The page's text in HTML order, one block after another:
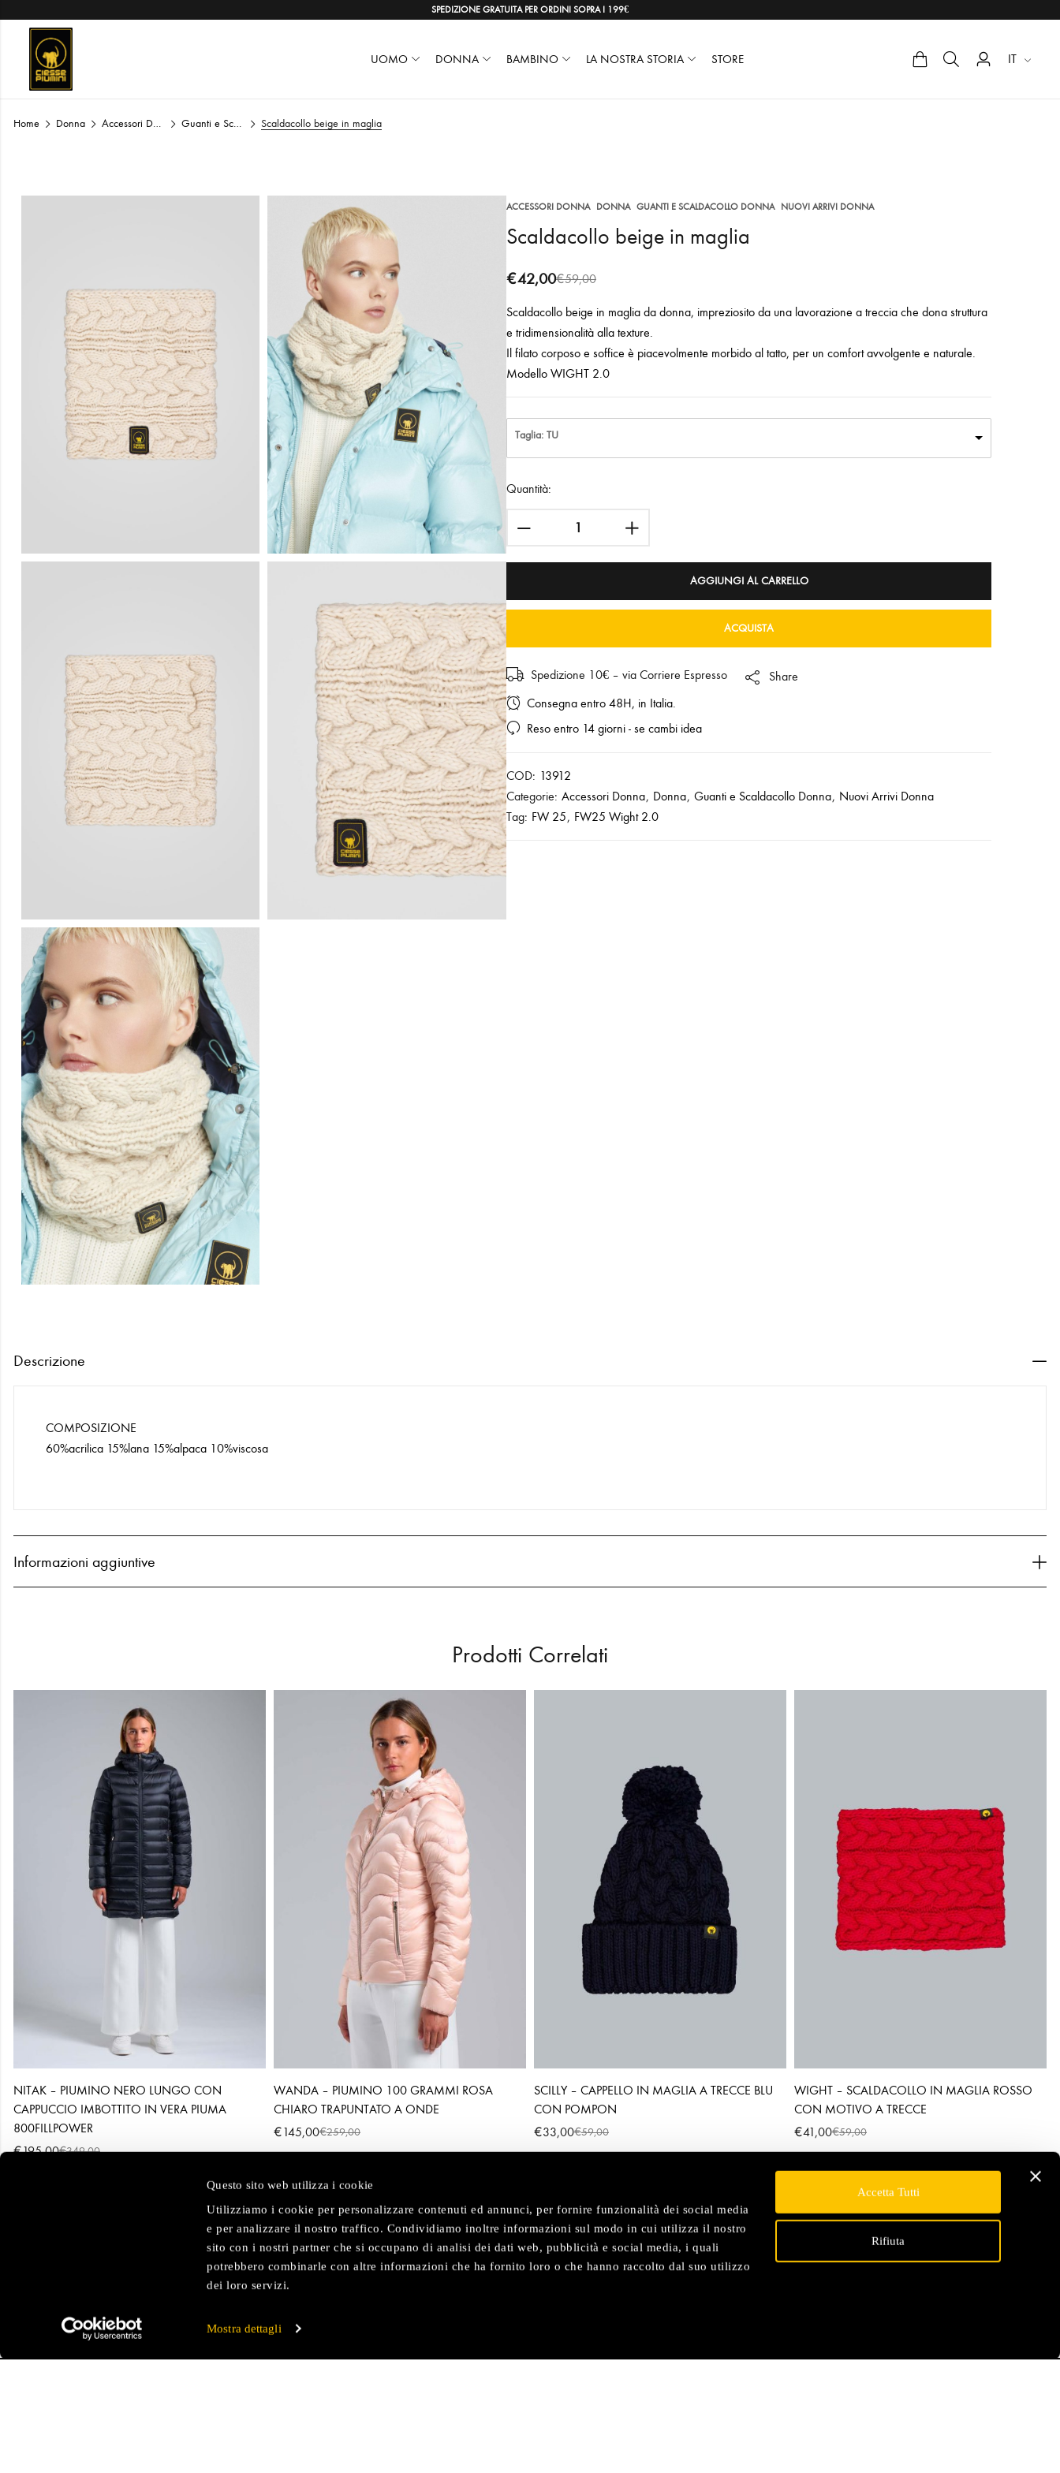
Questo sito web utilizza i cookie
Utilizziamo i cookie per personalizzare contenuti ed annunci, per fornire funzionalità dei social media
e per analizzare il nostro traffico. Condividiamo inoltre informazioni sul modo in cui utilizza il nostro
sito con i nostri partner che si occupano di analisi dei dati web, pubblicità e social media, i quali
potrebbero combinarle con altre informazioni che ha fornito loro o che hanno raccolto dal suo utilizzo
dei loro servizi.
Mostra dettagli
Accetta Tutti
Rifiuta
SPEDIZIONE GRATUITA PER ORDINI SOPRA I 199€
UOMO DONNA BAMBINO LA NOSTRA STORIA STORE IT
Home Donna Accessori Donna Guanti e Scaldacollo Donna Scaldacollo beige in maglia
ACCESSORI DONNA, DONNA, GUANTI E SCALDACOLLO DONNA, NUOVI ARRIVI DONNA
Scaldacollo beige in maglia
€42,00€59,00
Scaldacollo beige in maglia da donna, impreziosito da una lavorazione a treccia che dona struttura
e tridimensionalità alla texture.
Il filato corposo e soffice è piacevolmente morbido al tatto, per un comfort avvolgente e naturale.
Modello WIGHT 2.0
Taglia: TU
Quantità:
AGGIUNGI AL CARRELLO
ACQUISTA
Spedizione 10€ – via Corriere Espresso
Share
Consegna entro 48H, in Italia.
Reso entro 14 giorni - se cambi idea
COD: 13912
Categorie: Accessori Donna, Donna, Guanti e Scaldacollo Donna, Nuovi Arrivi Donna
Tag: FW 25, FW25 Wight 2.0
Descrizione
COMPOSIZIONE
60%acrilica 15%lana 15%alpaca 10%viscosa
Informazioni aggiuntive
Prodotti Correlati
NITAK – PIUMINO NERO LUNGO CON
CAPPUCCIO IMBOTTITO IN VERA PIUMA
800FILLPOWER
€195,00€349,00
WANDA – PIUMINO 100 GRAMMI ROSA
CHIARO TRAPUNTATO A ONDE
€145,00€259,00
SCILLY – CAPPELLO IN MAGLIA A TRECCE BLU
CON POMPON
€33,00€59,00
WIGHT – SCALDACOLLO IN MAGLIA ROSSO
CON MOTIVO A TRECCE
€41,00€59,00